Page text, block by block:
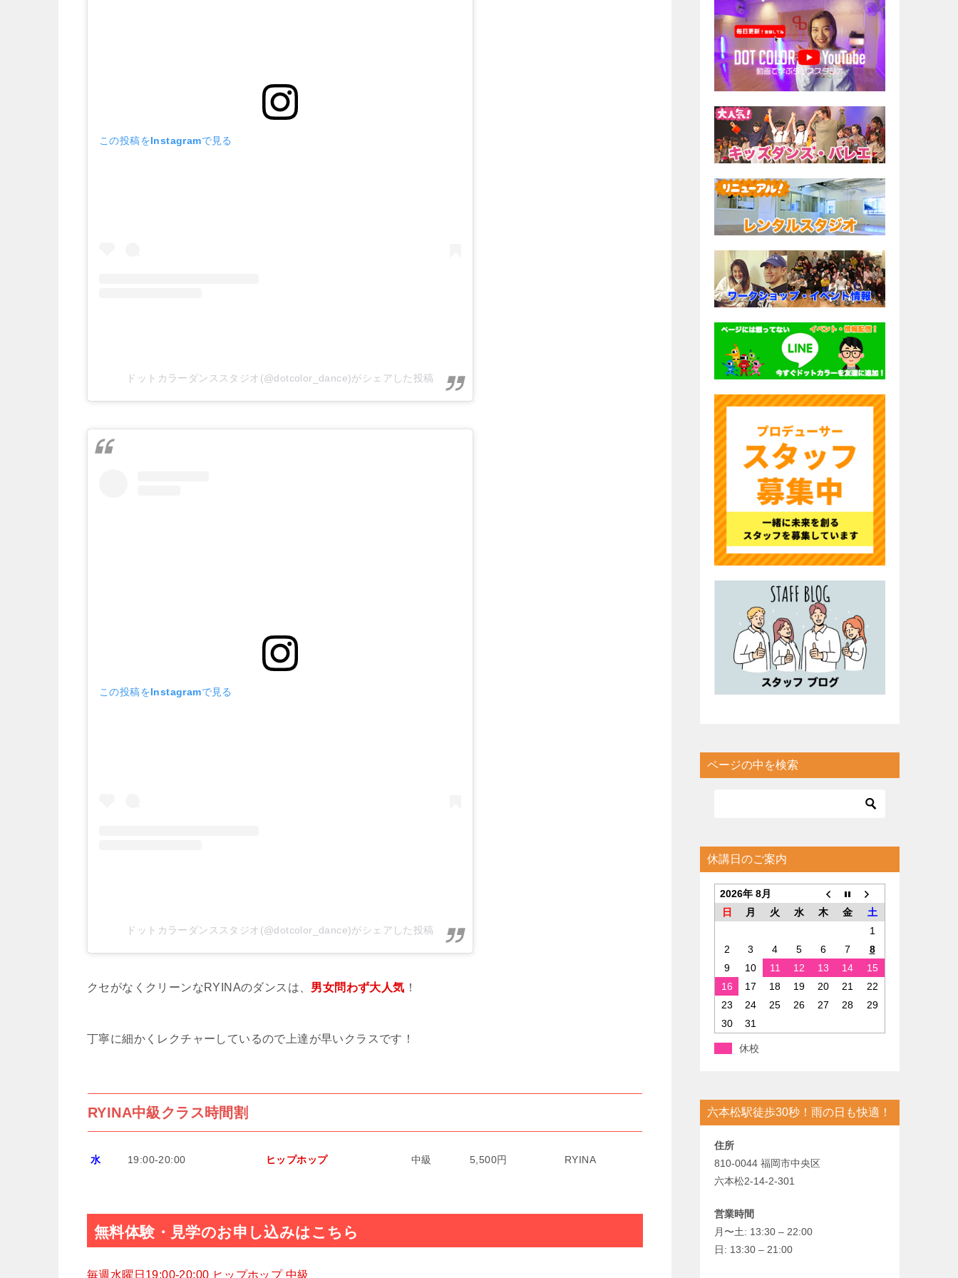
この投稿をInstagramで見る
ドットカラーダンススタジオ(@dotcolor_dance)がシェアした投稿
この投稿をInstagramで見る
ドットカラーダンススタジオ(@dotcolor_dance)がシェアした投稿
クセがなくクリーンなRYINAのダンスは、 男女問わず大人気 ！
丁寧に細かくレクチャーしているので上達が早いクラスです！
RYINA中級クラス時間割
水 19:00-20:00 ヒップホップ 中級 5,500円 RYINA
無料体験・見学のお申し込みはこちら
毎週水曜日 19:00-20:00 ヒップホップ 中級
ページの中を検索
休講日のご案内
2026年 8月
日
月 火 水 木 金
土
1
2
3 4 5 6 7
8
9
10 11 12 13 14
15
16
17 18 19 20 21
22
23
24 25 26 27 28
29
30
31
休校
六本松駅徒歩30秒！雨の日も快適！
住所
810-0044 福岡市中央区
六本松2-14-2-301
営業時間
月〜土: 13:30 – 22:00
日: 13:30 – 21:00